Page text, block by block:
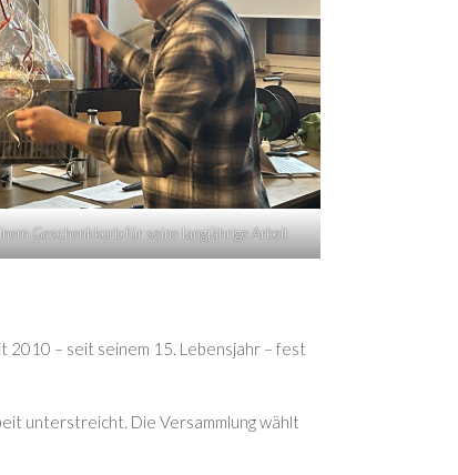
Geschenkkorb für seine langjährige Arbeit
2010 – seit seinem 15. Lebensjahr – fest
unterstreicht. Die Versammlung wählt